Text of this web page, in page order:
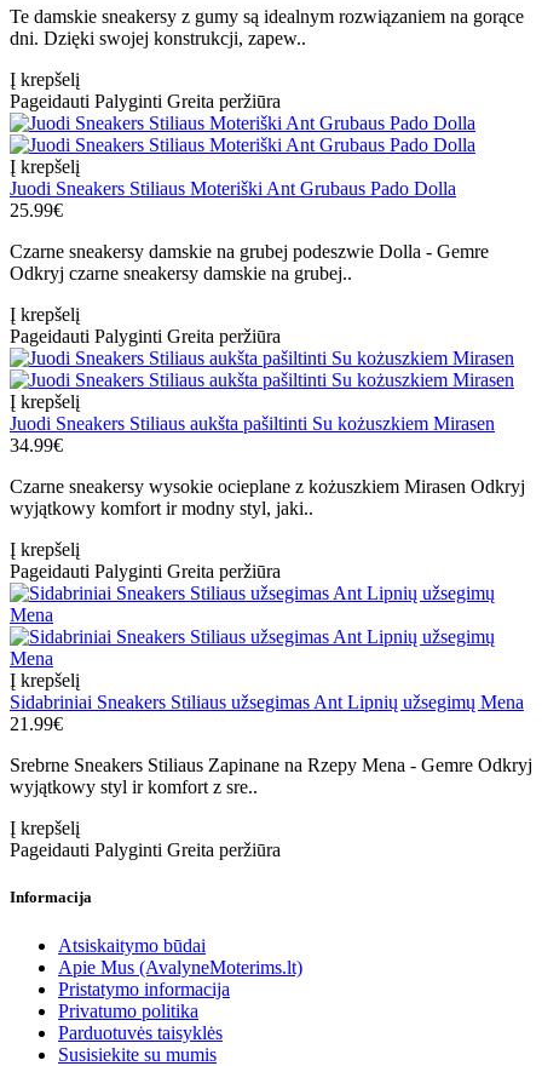
Te damskie sneakersy z gumy są idealnym rozwiązaniem na gorące
dni. Dzięki swojej konstrukcji, zapew..
Į krepšelį
Pageidauti Palyginti Greita peržiūra
Į krepšelį
Juodi Sneakers Stiliaus Moteriški Ant Grubaus Pado Dolla
25.99€
Czarne sneakersy damskie na grubej podeszwie Dolla - Gemre
Odkryj czarne sneakersy damskie na grubej..
Į krepšelį
Pageidauti Palyginti Greita peržiūra
Į krepšelį
Juodi Sneakers Stiliaus aukšta pašiltinti Su kożuszkiem Mirasen
34.99€
Czarne sneakersy wysokie ocieplane z kożuszkiem Mirasen Odkryj
wyjątkowy komfort ir modny styl, jaki..
Į krepšelį
Pageidauti Palyginti Greita peržiūra
Į krepšelį
Sidabriniai Sneakers Stiliaus užsegimas Ant Lipnių užsegimų Mena
21.99€
Srebrne Sneakers Stiliaus Zapinane na Rzepy Mena - Gemre Odkryj
wyjątkowy styl ir komfort z sre..
Į krepšelį
Pageidauti Palyginti Greita peržiūra
Informacija
Atsiskaitymo būdai
Apie Mus (AvalyneMoterims.lt)
Pristatymo informacija
Privatumo politika
Parduotuvės taisyklės
Susisiekite su mumis